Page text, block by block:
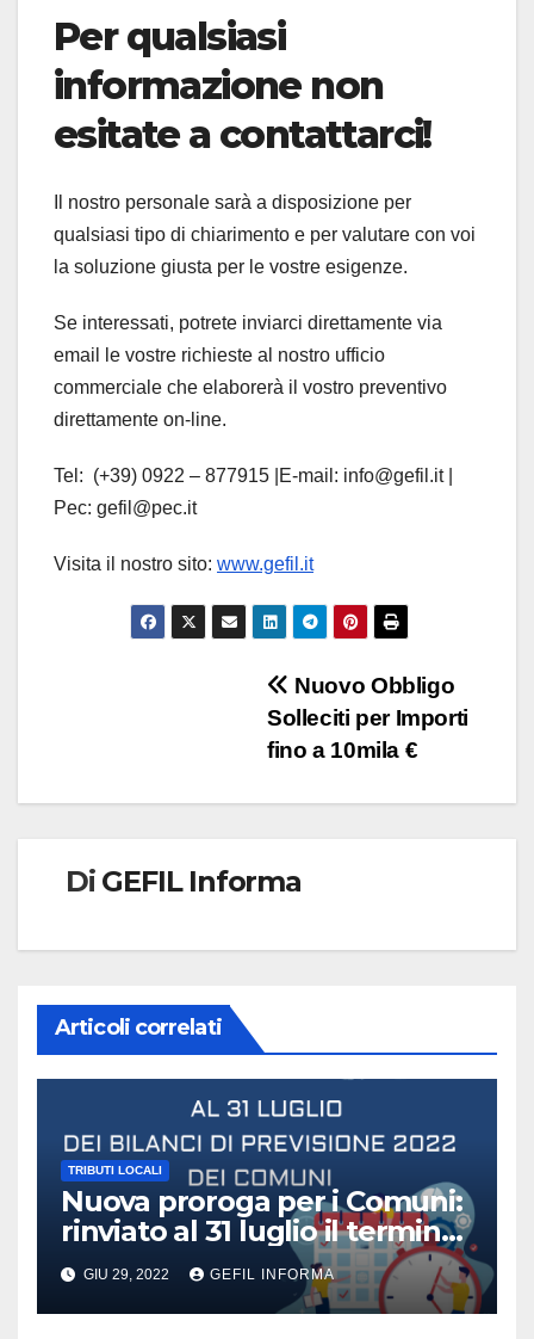
Per qualsiasi
informazione non
esitate a contattarci!
Il nostro personale sarà a disposizione per
qualsiasi tipo di chiarimento e per valutare con voi
la soluzione giusta per le vostre esigenze.
Se interessati, potrete inviarci direttamente via
email le vostre richieste al nostro ufficio
commerciale che elaborerà il vostro preventivo
direttamente on-line.
Tel: (+39) 0922 – 877915 |E-mail: info@gefil.it |
Pec: gefil@pec.it
Visita il nostro sito: www.gefil.it
Navigazione
Nuovo Obbligo
Solleciti per Importi
fino a 10mila €
Di GEFIL Informa
Articoli correlati
TRIBUTI LOCALI
Nuova proroga per i Comuni:
rinviato al 31 luglio il termine
di approvazione del bilancio
di previsione dell’anno 2022
dei Comuni.
GIU 29, 2022 GEFIL INFORMA